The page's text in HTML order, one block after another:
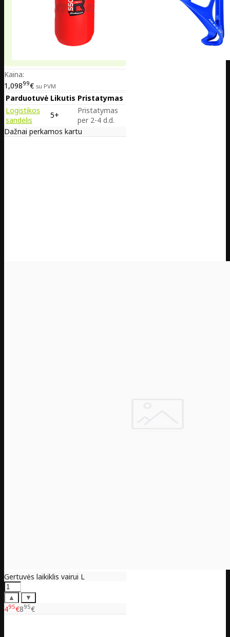
Kaina:
1,09899€ su PVM
Parduotuvė Likutis Pristatymas
Logistikos
sandėlis
5+
Pristatymas
per 2-4 d.d.
Dažnai perkamos kartu
Gertuvės laikiklis vairui L
▲ ▼
495€895€